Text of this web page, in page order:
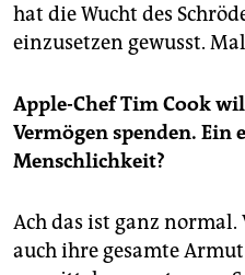
hat die Wucht des
einzusetzen gewusst.
Apple-Chef Tim Cook
Vermögen spenden. Ein
Menschlichkeit?
Ach das ist ganz
auch ihre gesamte